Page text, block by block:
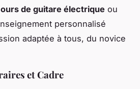
de guitare électrique ou
personnalisé
adaptée à tous, du novice
et Cadre